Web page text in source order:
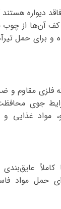
دیواره
کف آن‌ها از
حمل
فلزی مقاوم و
جوی
مواد
کاملاً
حمل مواد